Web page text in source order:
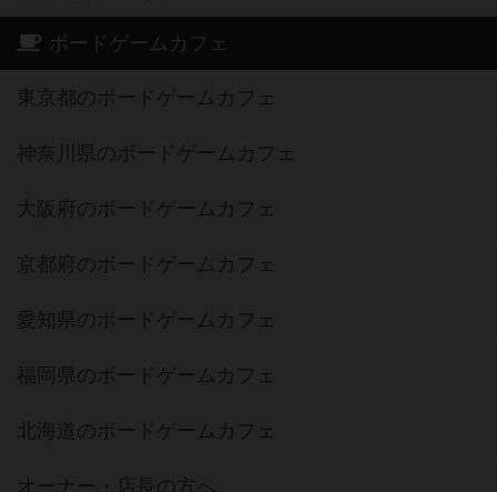
ボードゲームカフェ
東京都のボードゲームカフェ
神奈川県のボードゲームカフェ
大阪府のボードゲームカフェ
京都府のボードゲームカフェ
愛知県のボードゲームカフェ
福岡県のボードゲームカフェ
北海道のボードゲームカフェ
オーナー・店長の方へ